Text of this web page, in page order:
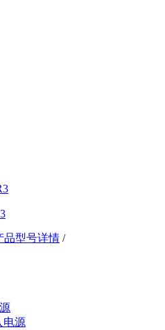
品型号详情 /
电源